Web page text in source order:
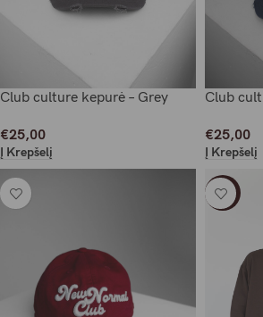
Club culture kepurė – Grey
€25,00
Į Krepšelį
Club
€25,00
Į Krepšelį
-21%